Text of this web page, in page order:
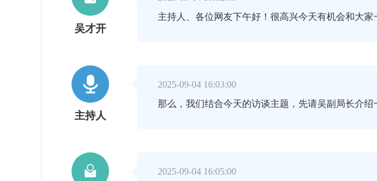
吴才开
主持人、各位网友下午好！很高兴今天有机会和大家

主持人
2025-09-04 16:03:00
那么，我们结合今天的访谈主题，先请吴副局长介

2025-09-04 16:05:00